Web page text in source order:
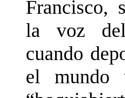
Francisco,
la voz
cuando
el mundo